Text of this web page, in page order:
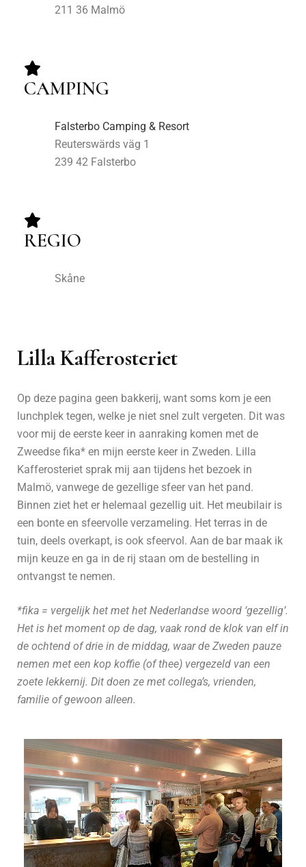
211 36 Malmö
CAMPING
Falsterbo Camping & Resort
Reuterswärds väg 1
239 42 Falsterbo
REGIO
Skåne
Lilla Kafferosteriet
Op deze pagina geen bakkerij, want soms kom je een
lunchplek tegen, welke je niet snel zult vergeten. Dit was
voor mij de eerste keer in aanraking komen met de
Zweedse fika* en mijn eerste keer in Zweden. Lilla
Kafferosteriet sprak mij aan tijdens het bezoek in
Malmö, vanwege de gezellige sfeer van het pand.
Binnen ziet het er helemaal gezellig uit. Het meubilair is
een bonte en sfeervolle verzameling. Het terras in de
tuin, deels overkapt, is ook sfeervol. Aan de bar maak ik
mijn keuze en ga in de rij staan om de bestelling in
ontvangst te nemen.
*fika = vergelijk het met het Nederlandse woord ‘gezellig’.
Het is het moment op de dag, vaak rond de klok van elf in
de ochtend of drie in de middag, waar de Zweden pauze
nemen met een kop koffie (of thee) vergezeld van een
zoete lekkernij. Dit doen ze met collega’s, vrienden,
familie of gewoon alleen.